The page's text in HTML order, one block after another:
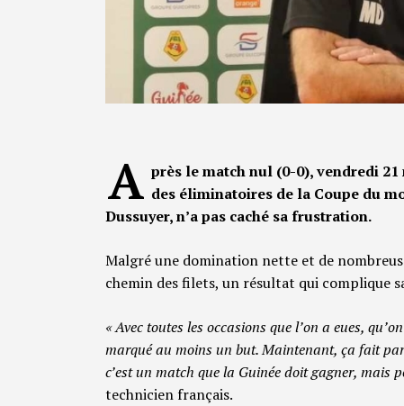
A près le match nul (0-0), vendredi 21
des éliminatoires de la Coupe du
Dussuyer, n’a pas caché sa frustration.
Malgré une domination nette et de
chemin des filets, un résultat qui complique
« Avec toutes les occasions que l’on a eues,
marqué au moins un but. Maintenant, ça fait
c’est un match que la Guinée doit gagner, mais
technicien français.